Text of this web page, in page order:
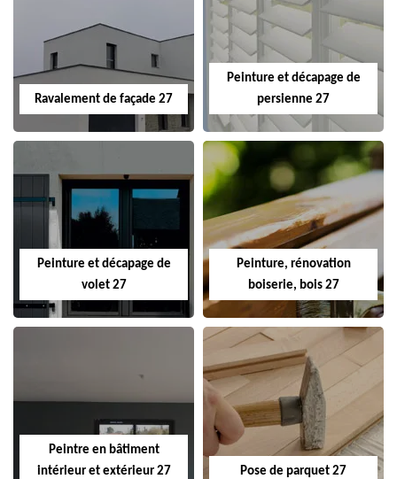
Ravalement de façade 27
Peinture et décapage de
persienne 27
Peinture et décapage de
volet 27
Peinture, rénovation
boiserie, bois 27
Peintre en bâtiment
intérieur et extérieur 27
Pose de parquet 27